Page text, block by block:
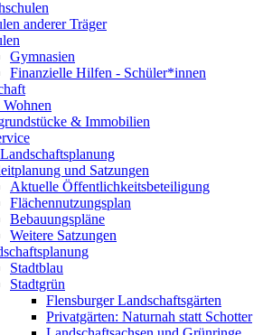
anderer Träger
Gymnasien
Finanzielle Hilfen - Schüler*innen
& Immobilien
und Satzungen
Aktuelle Öffentlichkeitsbeteiligung
Flächennutzungsplan
Bebauungspläne
Weitere Satzungen
Stadtblau
Stadtgrün
Flensburger Landschaftsgärten
Privatgärten: Naturnah statt Schotter